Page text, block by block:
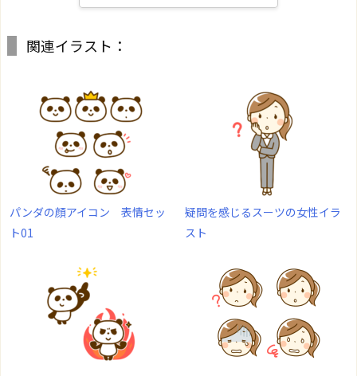
関連イラスト：
パンダの顔アイコン 表情セッ
ト01
疑問を感じるスーツの女性イラ
スト